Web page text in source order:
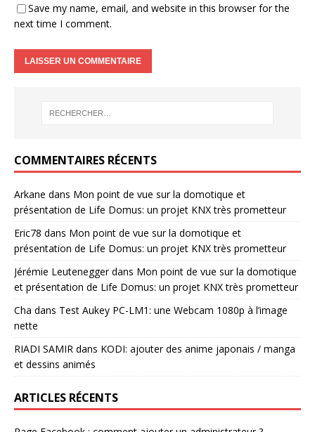
Save my name, email, and website in this browser for the
next time I comment.
COMMENTAIRES RÉCENTS
Arkane dans Mon point de vue sur la domotique et
présentation de Life Domus: un projet KNX très prometteur
Eric78 dans Mon point de vue sur la domotique et
présentation de Life Domus: un projet KNX très prometteur
Jérémie Leuteneggerdans Mon point de vue sur la domotique
et présentation de Life Domus: un projet KNX très prometteur
Cha dans Test Aukey PC-LM1: une Webcam 1080p à l’image
nette
RIADI SAMIR dans KODI: ajouter des anime japonais / manga
et dessins animés
ARTICLES RÉCENTS